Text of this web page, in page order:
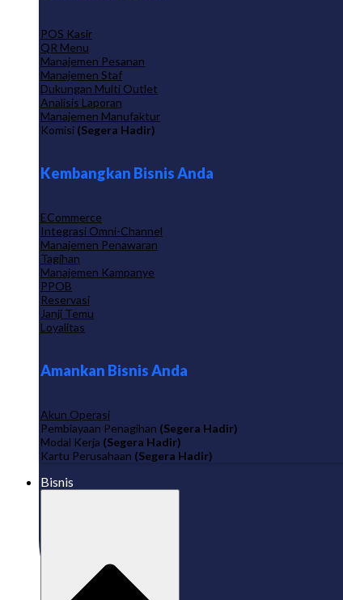
POS Kasir
QR Menu
Manajemen Pesanan
Manajemen Staf
Dukungan Multi Outlet
Analisis Laporan
Manajemen Manufaktur
Komisi (Segera Hadir)
Kembangkan Bisnis Anda
ECommerce
Integrasi Omni-Channel
Manajemen Penawaran
Tagihan
Manajemen Kampanye
PPOB
Reservasi
Janji Temu
Loyalitas
Amankan Bisnis Anda
Akun Operasi
Pembiayaan Penagihan (Segera Hadir)
Modal Kerja (Segera Hadir)
Kartu Perusahaan (Segera Hadir)
Bisnis